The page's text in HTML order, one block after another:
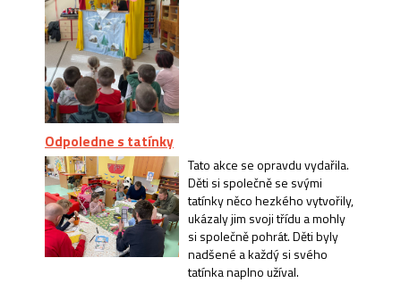
Odpoledne s tatínky
Tato akce se opravdu vydařila.
Děti si společně se svými
tatínky něco hezkého vytvořily,
ukázaly jim svoji třídu a mohly
si společně pohrát. Děti byly
nadšené a každý si svého
tatínka naplno užíval.